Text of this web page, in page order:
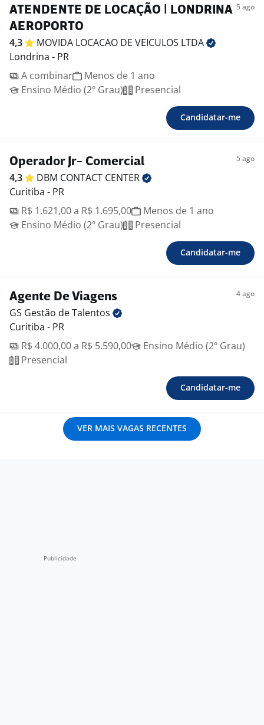
ATENDENTE DE LOCAÇÃO | LONDRINA
AEROPORTO
5 ago
4,3 MOVIDA LOCACAO DE VEICULOS LTDA
Londrina - PR
A combinar
Menos de 1 ano
Ensino Médio (2º Grau)
Presencial
Candidatar-me
Operador Jr- Comercial 5 ago
4,3 DBM CONTACT CENTER
Curitiba - PR
R$ 1.621,00 a R$ 1.695,00
Menos de 1 ano
Ensino Médio (2º Grau)
Presencial
Candidatar-me
Agente De Viagens 4 ago
GS Gestão deTalentos
Curitiba - PR
R$ 4.000,00 a R$ 5.590,00
Ensino Médio (2º Grau)
Presencial
Candidatar-me
VER MAIS VAGAS RECENTES